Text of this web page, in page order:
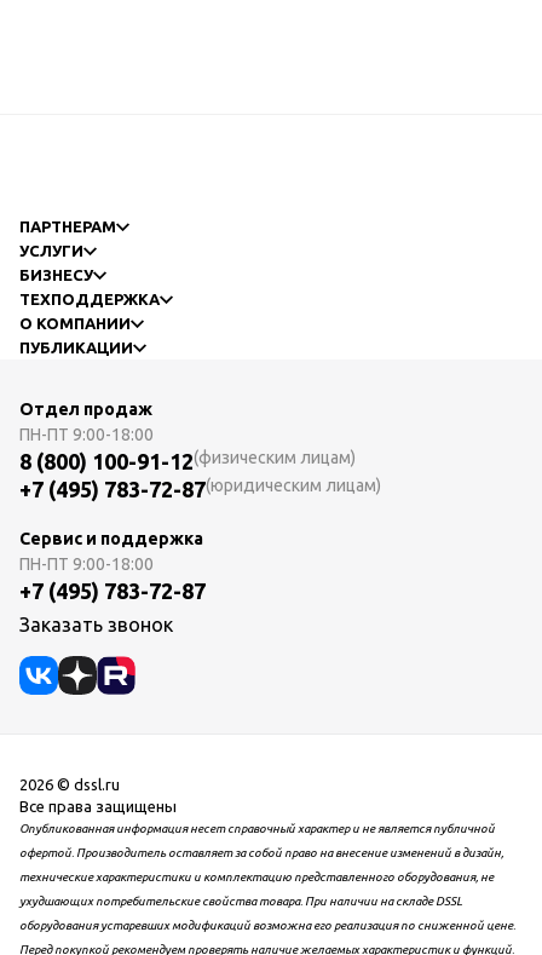
ПАРТНЕРАМ
УСЛУГИ
БИЗНЕСУ
ТЕХПОДДЕРЖКА
О КОМПАНИИ
ПУБЛИКАЦИИ
Отдел продаж
ПН-ПТ 9:00-18:00
8 (800) 100-91-12(физическим лицам)
+7 (495) 783-72-87(юридическим лицам)
Сервис и поддержка
ПН-ПТ 9:00-18:00
+7 (495) 783-72-87
Заказать звонок
2026 © dssl.ru
Все права защищены
Опубликованная информация несет справочный характер и не является публичной
офертой. Производитель оставляет за собой право на внесение изменений в дизайн,
технические характеристики и комплектацию представленного оборудования, не
ухудшающих потребительские свойства товара. При наличии на складе DSSL
оборудования устаревших модификаций возможна его реализация по сниженной цене.
Перед покупкой рекомендуем проверять наличие желаемых характеристик и функций.